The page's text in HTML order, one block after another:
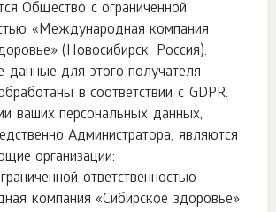
Общество с ограниченной
«Международная компания
(Новосибирск, Россия).
данные для этого получателя
в соответствии с GDPR.
ваших персональных данных,
Администратора, являются
организации:
ответственностью
компания «Сибирское здоровье»